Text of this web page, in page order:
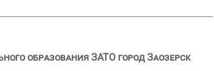
образования ЗАТО город Заозерск